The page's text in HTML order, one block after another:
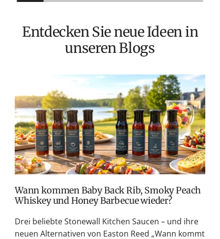
r
e
i
s
r
r
e
i
s
Entdecken Sie neue Ideen in
unseren Blogs
Wann kommen Baby Back Rib, Smoky Peach
Whiskey und Honey Barbecue wieder?
Drei beliebte Stonewall Kitchen Saucen – und ihre
neuen Alternativen von Easton Reed „Wann kommt